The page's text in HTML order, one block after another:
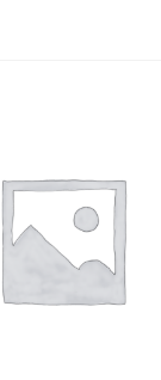
LEER MÁS